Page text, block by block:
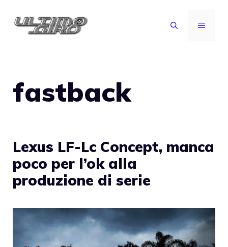
MENU
fastback
Lexus LF-Lc Concept, manca
poco per l’ok alla
produzione di serie